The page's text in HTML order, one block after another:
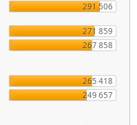
291 506
271 859
267 858
265 418
249 657